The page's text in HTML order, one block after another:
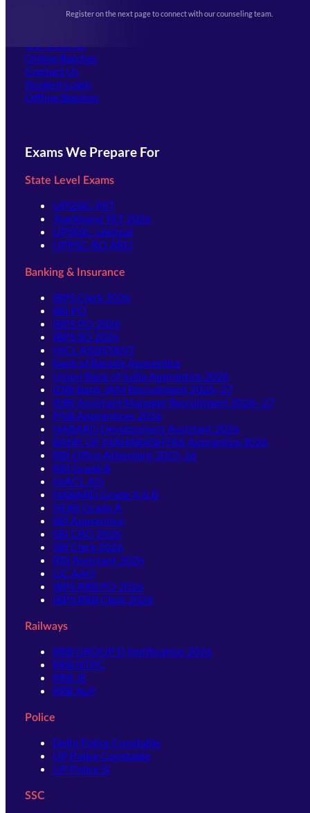
Register on the next page to connect with our counseling team.
(opens in new tab)
Our Courses
Online Batches
Contact Us
Student Login
Offline Batches
Exams We Prepare For
State Level Exams
UPSSSC-PET
Jharkhand TET 2026
UPSSSC-Lekhpal
UPPSC-RO ARO
Banking & Insurance
IBPS Clerk 2026
SBI PO
IBPS PO 2026
IBPS SO 2026
NICL ASSISTANT
Bank of Baroda Apprentice
Union Bank of India Apprentice 2026
IDBI Bank JAM Recruitment 2026–27
IDBI Assistant Manager Recruitment 2026–27
PNB Apprentices 2026
NABARD Development Assistant 2026
BANK OF MAHARASHTRA Apprentice 2026
RBI Office Attendant 2025-26
RBI Grade B
NIACL AO
NABARD Grade A & B
SIDBI Grade A
SBI Apprentice
SBI CBO 2026
SBI Clerk 2026
RBI Assistant 2026
LIC AAO
IBPS RRB PO 2026
IBPS RRB Clerk 2026
Railways
RRB GROUP D Notification 2026
RRB NTPC
RRB JE
RRB ALP
Police
Delhi Police Constable
UP Police Constable
UP Police SI
SSC